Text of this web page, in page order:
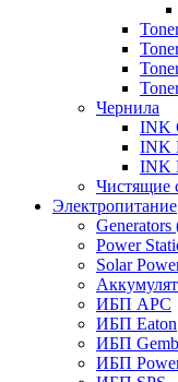
Чернила
INK
INK
INK
Чистящие
Электропитание
Power
Solar
ИБП APC
ИБП Eaton
ИБП
ИБП